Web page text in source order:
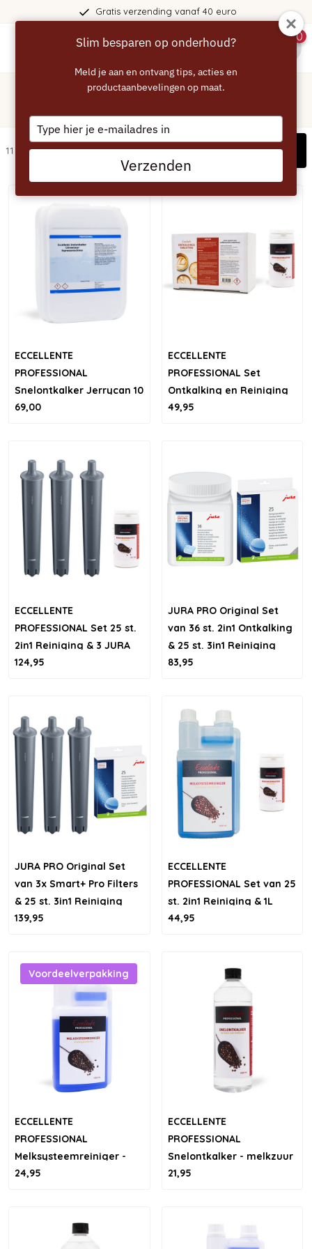
Gratis verzending vanaf 40 euro
0
Zakelijk
11 artikelen Filters
ECCELLENTE
PROFESSIONAL
Snelontkalker Jerrycan 10
liter - Highly
69,00
ECCELLENTE
PROFESSIONAL Set
Ontkalking en Reiniging
voor JURA
49,95
ECCELLENTE
PROFESSIONAL Set 25 st.
2in1 Reiniging & 3 JURA
PRO Smart+ filters
124,95
JURA PRO Original Set
van 36 st. 2in1 Ontkalking
& 25 st. 3in1 Reiniging
83,95
JURA PRO Original Set
van 3x Smart+ Pro Filters
& 25 st. 3in1 Reiniging
139,95
ECCELLENTE
PROFESSIONAL Set van 25
st. 2in1 Reiniging & 1L
Melkreiniger
44,95
Voordeelverpakking
ECCELLENTE
PROFESSIONAL
Melksysteemreiniger -
1000ml
24,95
ECCELLENTE
PROFESSIONAL
Snelontkalker - melkzuur
1000ml
21,95
Slim besparen op onderhoud?
Meld je aan en ontvang tips, acties en
productaanbevelingen op maat.
Type
your
email
Verzenden